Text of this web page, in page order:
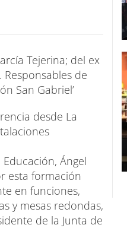
Tejerina; del ex
de
San Gabriel’
desde La
Ángel
esta formación
en funciones,
y mesas redondas,
de la Junta de